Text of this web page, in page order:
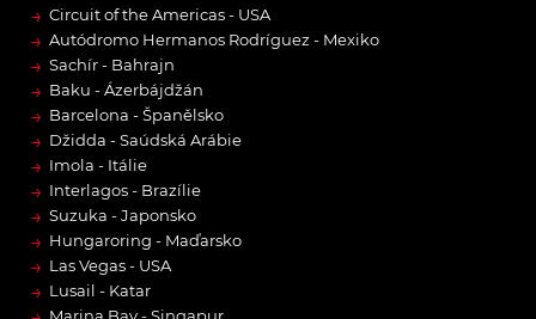
→ Circuit of the Americas - USA
→ Autódromo Hermanos Rodríguez - Mexiko
→ Sachír - Bahrajn
→ Baku - Ázerbájdžán
→ Barcelona - Španělsko
→ Džidda - Saúdská Arábie
→ Imola - Itálie
→ Interlagos - Brazílie
→ Suzuka - Japonsko
→ Hungaroring - Maďarsko
→ Las Vegas - USA
→ Lusail - Katar
Marina Bay - Singapur